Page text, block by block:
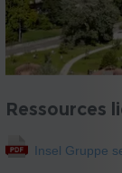
Ressources
Insel Gruppe